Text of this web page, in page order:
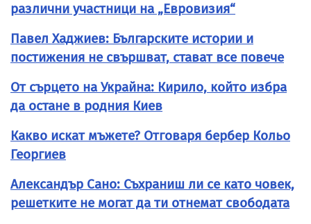
различни участници на „Евровизия“
Павел Хаджиев: Българските истории и
постижения не свършват, стават все повече
От сърцето на Украйна: Кирило, който избра
да остане в родния Киев
Какво искат мъжете? Отговаря бербер Кольо
Георгиев
Александър Сано: Съхраниш ли се като човек,
решетките не могат да ти отнемат свободата